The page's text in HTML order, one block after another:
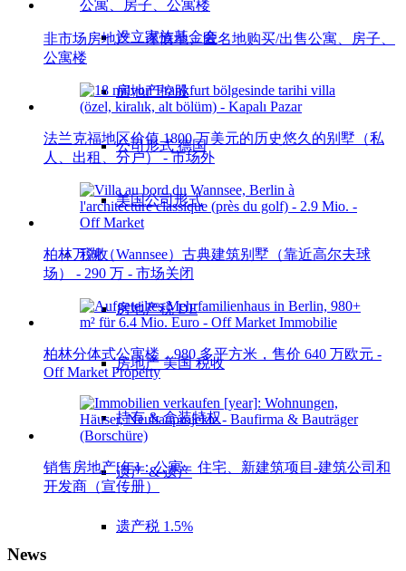
设立家族基金会
房地产控股
公司形式 德国
美国公司形式
税收
房地产税 DE
房地产 美国 税收
持有 & 盒装特权
遗产 & 遗产
遗产税 1.5%
非市场房地产：谨慎地、匿名地购买/出售公寓、房子、
公寓楼
法兰克福地区价值 1800 万美元的历史悠久的别墅（私
人、出租、分户） - 市场外
柏林万湖（Wannsee）古典建筑别墅（靠近高尔夫球
场） - 290 万 - 市场关闭
柏林分体式公寓楼，980 多平方米，售价 640 万欧元 -
Off Market Property
销售房地产[年]：公寓、住宅、新建筑项目-建筑公司和
开发商（宣传册）
News